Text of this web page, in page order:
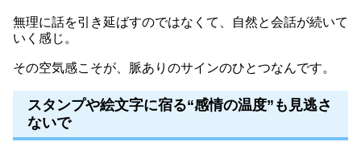
無理に話を引き延ばすのではなくて、自然と会話が続いて
いく感じ。
その空気感こそが、脈ありのサインのひとつなんです。
スタンプや絵文字に宿る“感情の温度”も見逃さ
ないで